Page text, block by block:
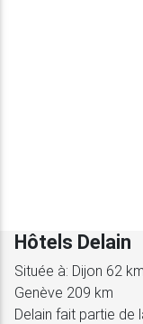
Hôtels Delain
Située à: Dijon 62
Genève 209 km
Delain fait partie de